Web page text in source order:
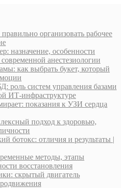
организовать рабочее
назначение, особенности
анестезиологии
как выбрать букет, который
роль систем управления базами
ИТ-инфраструктуре
показания к УЗИ сердца
подход к здоровью,
ботокс: отличия и результаты |
методы, этапы
восстановления
скрытый двигатель